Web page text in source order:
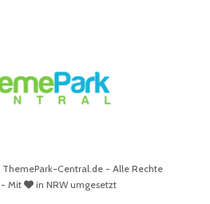
Central.de - Alle Rechte
Mit
in NRW umgesetzt